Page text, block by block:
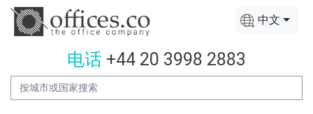
中文
电话 +44 20 3998 2883